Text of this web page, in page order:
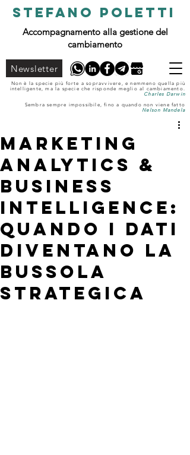
STEFANO POLETTI
Accompagnamento alla gestione del
cambiamento
Newsletter
Non è la specie più forte a sopravvivere, e nemmeno quella più
intelligente, ma la specie che risponde meglio al cambiamento.
Charles Darwin
Sembra sempre impossibile, fino a quando non viene fatto
Nelson Mandela
Marketing
Analytics &
Business
Intelligence:
quando i dati
diventano la
bussola
strategica